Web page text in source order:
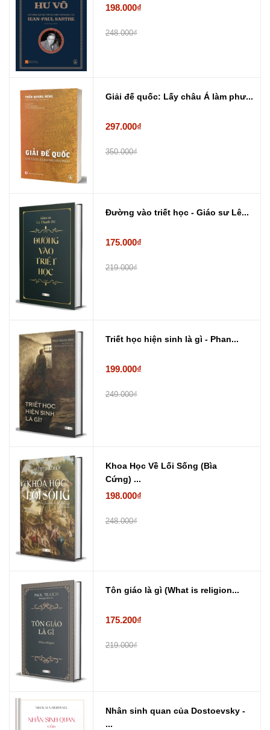
198.000₫
248.000₫
Giải đế quốc: Lấy châu Á làm phư...
297.000₫
350.000₫
Đường vào triết học - Giáo sư Lê...
175.000₫
219.000₫
Triết học hiện sinh là gì - Phan...
199.000₫
249.000₫
Khoa Học Về Lối Sống (Bìa
Cứng) ...
198.000₫
248.000₫
Tôn giáo là gì (What is religion...
175.200₫
219.000₫
Nhân sinh quan của Dostoevsky -
...